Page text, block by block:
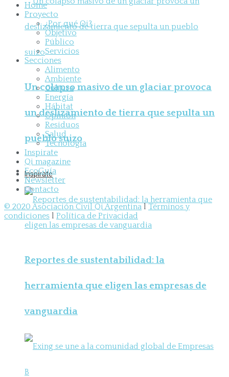
Un colapso masivo de un glaciar provoca
un deslizamiento de tierra que sepulta un
pueblo suizo
Inspirate
Reportes de sustentabilidad: la
herramienta que eligen las empresas de
vanguardia
Home
Proyecto
¿Por qué Qi?
Objetivo
Público
Servicios
Secciones
Alimento
Ambiente
Cultura
Energía
Hábitat
Opinión
Residuos
Salud
Tecnología
Inspirate
Qi magazine
EcoGuía
Newsletter
Contacto
© 2020 Asociación Civil Qi Argentina l Términos y
condiciones l Política de Privacidad